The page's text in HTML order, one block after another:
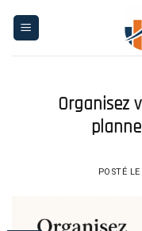
Organisez
POSTÉ LE